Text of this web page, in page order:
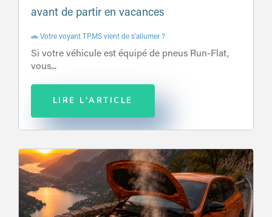
avant de partir en vacances
🚗 Votre voyant TPMS vient de s'allumer ?
Si votre véhicule est équipé de pneus Run-Flat,
vous...
LIRE L'ARTICLE